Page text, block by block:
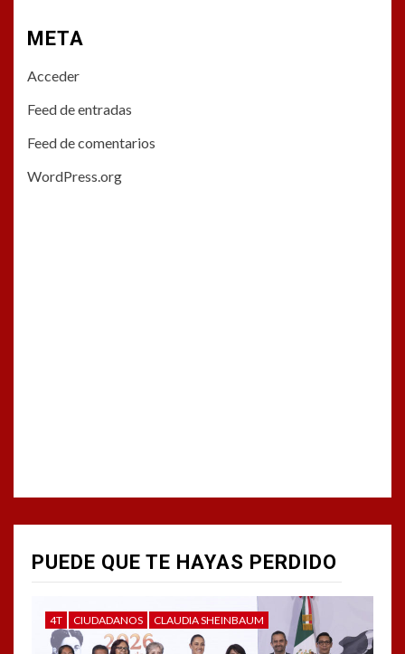
META
Acceder
Feed de entradas
Feed de comentarios
WordPress.org
PUEDE QUE TE HAYAS PERDIDO
4T CIUDADANOS CLAUDIA SHEINBAUM